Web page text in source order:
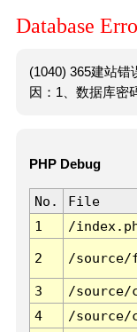
Database
(1040) 365建站
因：1、数据库密
PHP Debug
No. File
1
/
2 /source/
3 /source/
4
/source/